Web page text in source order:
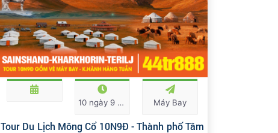
10 ngày 9 đêm Máy Bay
Tour Du Lịch Mông Cổ 10N9Đ - Thành phố Tâm